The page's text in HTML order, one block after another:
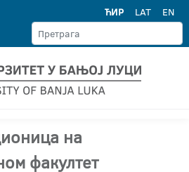
ЋИР LAT EN
на
факултет